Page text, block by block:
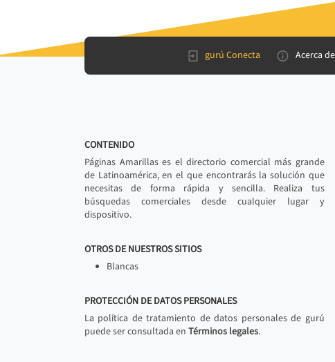
gurú Conecta Acerca
CONTENIDO
Páginas Amarillas es el directorio comercial más grande
de Latinoamérica, en el que encontrarás la solución que
necesitas de forma rápida y sencilla. Realiza tus
búsquedas comerciales desde cualquier lugar y
dispositivo.
OTROS DE NUESTROS SITIOS
Blancas
PROTECCIÓN DE DATOS PERSONALES
La política de tratamiento de datos personales de gurú
puede ser consultada en Términos legales.